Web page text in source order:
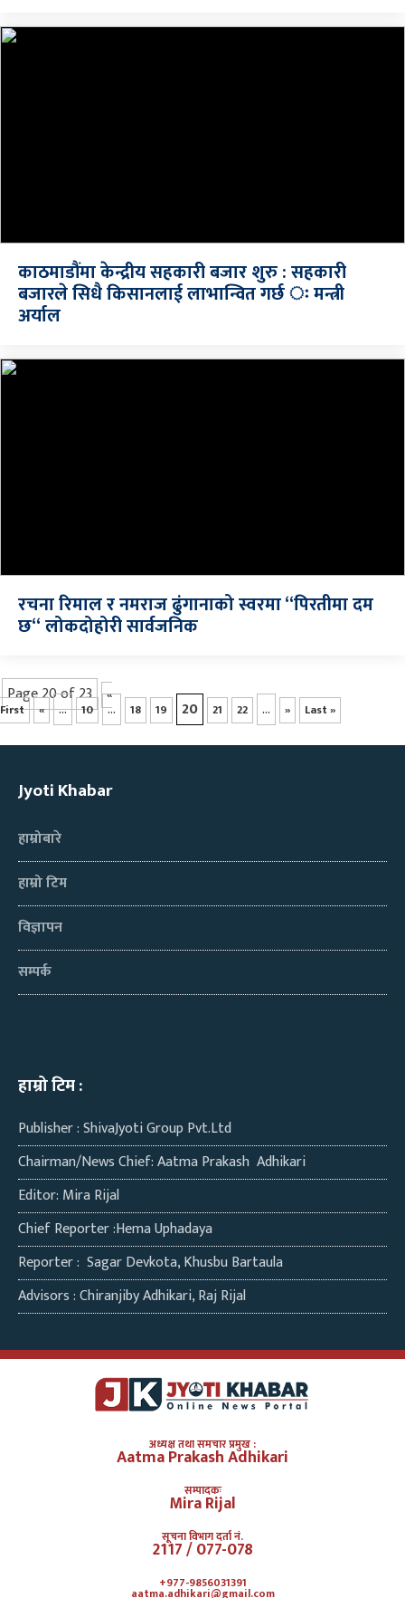
काठमाडौंमा केन्द्रीय सहकारी बजार शुरु : सहकारी
बजारले सिधै किसानलाई लाभान्वित गर्छ ः मन्त्री
अर्याल
रचना रिमाल र नमराज ढुंगानाको स्वरमा “पिरतीमा दम
छ“ लोकदोहोरी सार्वजनिक
Page 20 of 23
«
First
« ... 10 ... 18 19 20 21 22 ... » Last »
Jyoti Khabar
हाम्रोबारे
हाम्रो टिम
विज्ञापन
सम्पर्क
हाम्रो टिम :
Publisher : ShivaJyoti Group Pvt.Ltd
Chairman/News Chief: Aatma Prakash Adhikari
Editor: Mira Rijal
Chief Reporter :Hema Uphadaya
Reporter : Sagar Devkota, Khusbu Bartaula
Advisors : Chiranjiby Adhikari, Raj Rijal
अध्यक्ष तथा समचार प्रमुख :
Aatma Prakash Adhikari
सम्पादकः
Mira Rijal
सूचना विभाग दर्ता नं.
2117 / 077-078
+977-9856031391
aatma.adhikari@gmail.com